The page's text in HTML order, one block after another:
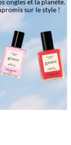
ongles et la planète.
sur le style !